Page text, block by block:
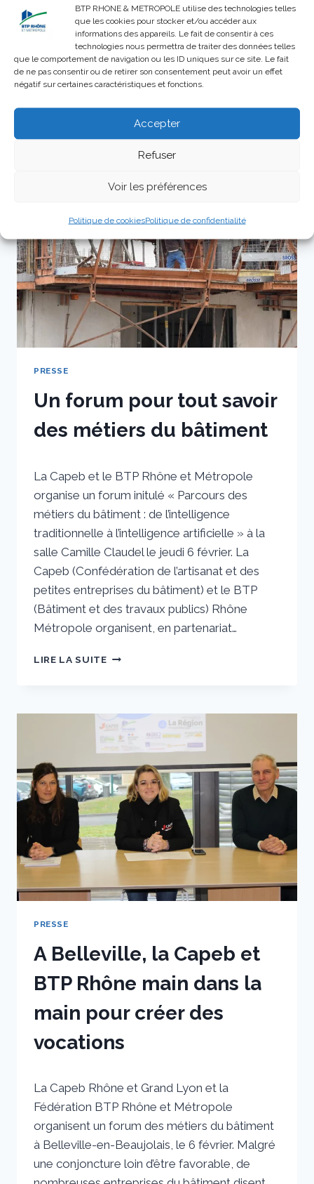
BTP RHONE & METROPOLE utilise des technologies telles
que les cookies pour stocker et/ou accéder aux
informations des appareils. Le fait de consentir à ces
technologies nous permettra de traiter des données telles
que le comportement de navigation ou les ID uniques sur ce site. Le fait
de ne pas consentir ou de retirer son consentement peut avoir un effet
négatif sur certaines caractéristiques et fonctions.
Accepter
Refuser
Voir les préférences
Politique de cookiesPolitique de confidentialité
dirigeante de Legros TP, Oriane Viguier, et
vice-présidente de BTP Rhône s’est investie
en chef de file de la décarbonation des
entreprises à travers le parcours…
LIRE LA SUITE
VIGUIER
FAUT
LES
À
LA
TRANSITION
ÉCOLOGIQUE”
PRESSE
Un forum pour tout savoir
des métiers du bâtiment
sstradiotto
La Capeb et le BTP Rhône et Métropole
organise un forum initulé « Parcours des
métiers du bâtiment : de l’intelligence
traditionnelle à l’intelligence artificielle » à la
salle Camille Claudel le jeudi 6 février. La
Capeb (Confédération de l’artisanat et des
petites entreprises du bâtiment) et le BTP
(Bâtiment et des travaux publics) Rhône
Métropole organisent, en partenariat…
LIRE LA SUITEUN
SAVOIR
DES
MÉTIERS
BÂTIMENT
PRESSE
A Belleville, la Capeb et
BTP Rhône main dans la
main pour créer des
vocations
sstradiotto
La Capeb Rhône et Grand Lyon et la
Fédération BTP Rhône et Métropole
organisent un forum des métiers du bâtiment
à Belleville-en-Beaujolais, le 6 février. Malgré
une conjoncture loin d’être favorable, de